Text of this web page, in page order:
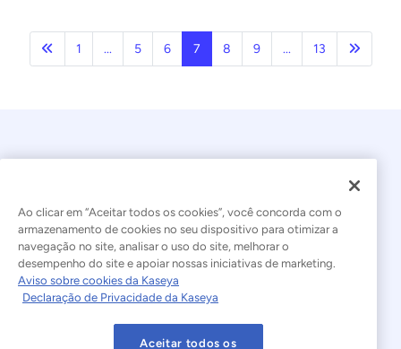
Anterior
1 ... 5 6 7 8 9 ... 13
© 2026 Kaseya. Todos os direitos reservados.
Português Brasileiro
Declaração sobre a Escravidão Moderna
Ao clicar em “Aceitar todos os cookies”, você concorda com o
armazenamento de cookies no seu dispositivo para otimizar a
navegação no site, analisar o uso do site, melhorar o
desempenho do site e apoiar nossas iniciativas de marketing.
Aviso sobre cookies da Kaseya
Declaração de Privacidade da Kaseya
Aceitar todos os